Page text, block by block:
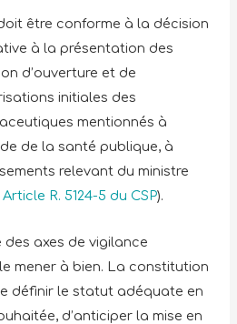
être conforme à la décision
à la présentation des
d’ouverture et de
initiales des
mentionnés à
de la santé publique, à
relevant du ministre
Article R. 5124-5 du CSP).
axes de vigilance
mener à bien. La constitution
définir le statut adéquate en
d’anticiper la mise en